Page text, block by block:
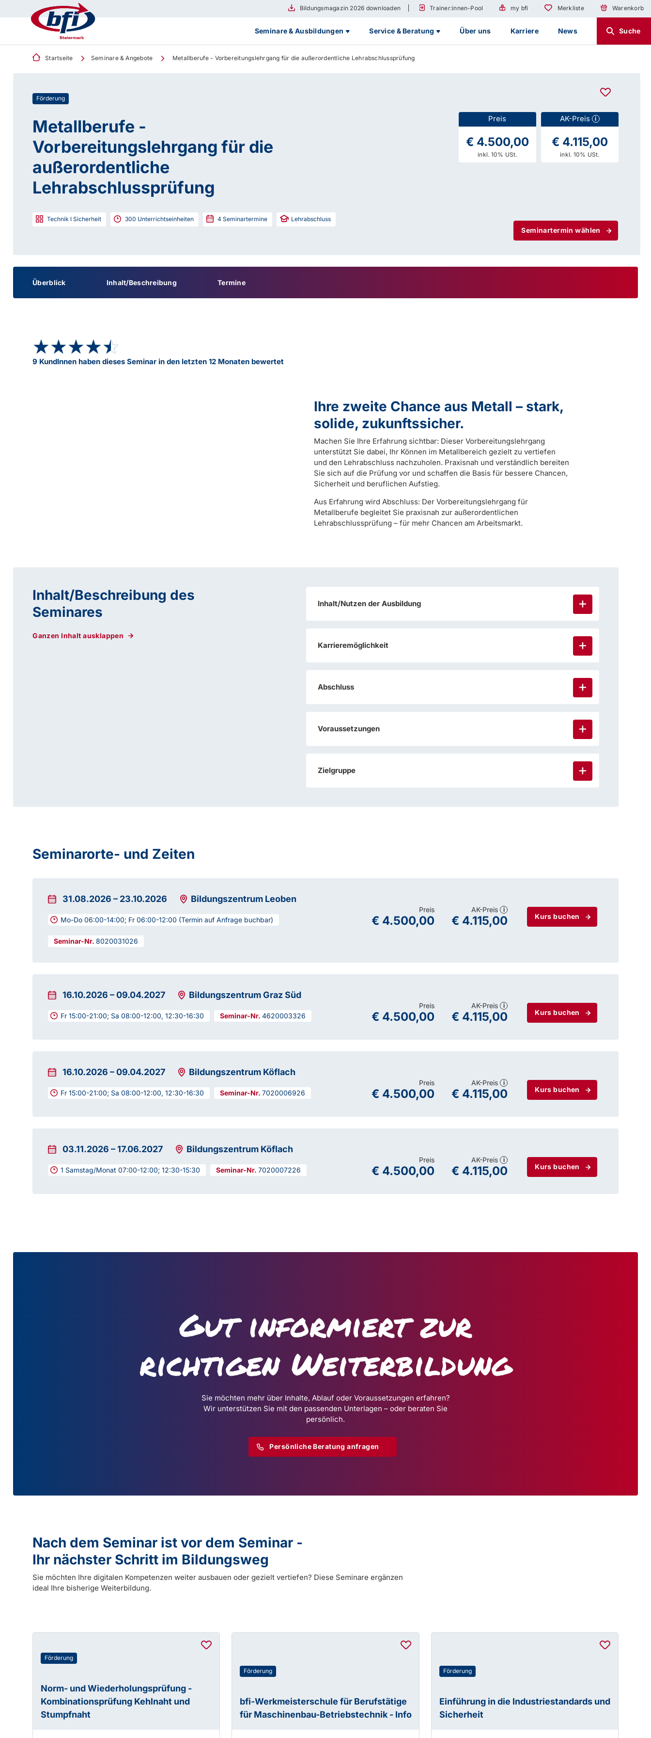
Bildungsmagazin 2026 downloaden Trainer:innen-Pool my bfi Merkliste Warenkorb
Seminare & Ausbildungen Service & Beratung Über uns Karriere News Suche
Startseite Seminare & Angebote Metallberufe - Vorbereitungslehrgang für die außerordentliche Lehrabschlussprüfung
Förderung
Metallberufe -
Vorbereitungslehrgang für die
außerordentliche
Lehrabschlussprüfung
Technik I Sicherheit 300 Unterrichtseinheiten 4 Seminartermine Lehrabschluss
AK-Preis i
€ 4.115,00
inkl. 10% USt.
Preis
€ 4.500,00
inkl. 10% USt.
Seminartermin wählen
Überblick Inhalt/Beschreibung Termine
★★★★★
★★★★★
9 KundInnen haben dieses Seminar in den letzten 12 Monaten bewertet
Ihre zweite Chance aus Metall – stark,
solide, zukunftssicher.
Machen Sie Ihre Erfahrung sichtbar: Dieser Vorbereitungslehrgang
unterstützt Sie dabei, Ihr Können im Metallbereich gezielt zu vertiefen
und den Lehrabschluss nachzuholen. Praxisnah und verständlich bereiten
Sie sich auf die Prüfung vor und schaffen die Basis für bessere Chancen,
Sicherheit und beruflichen Aufstieg.
Aus Erfahrung wird Abschluss: Der Vorbereitungslehrgang für
Metallberufe begleitet Sie praxisnah zur außerordentlichen
Lehrabschlussprüfung – für mehr Chancen am Arbeitsmarkt.
Inhalt/Beschreibung des
Seminares
Ganzen Inhalt ausklappen
Inhalt/Nutzen der Ausbildung
Karrieremöglichkeit
Abschluss
Voraussetzungen
Zielgruppe
Seminarorte- und Zeiten
31.08.2026 – 23.10.2026 Bildungszentrum Leoben
Mo-Do 06:00-14:00; Fr 06:00-12:00 (Termin auf Anfrage buchbar)
8020031026
Kurs buchen
AK-Preis i
€ 4.115,00
Preis
€ 4.500,00
16.10.2026 –09.04.2027 Bildungszentrum Graz Süd
Fr 15:00-21:00; Sa 08:00-12:00, 12:30-16:30 4620003326 Kurs buchen
AK-Preis i
€ 4.115,00
Preis
€ 4.500,00
16.10.2026 –09.04.2027 Bildungszentrum Köflach
Fr 15:00-21:00; Sa 08:00-12:00, 12:30-16:30 7020006926 Kurs buchen
AK-Preis i
€ 4.115,00
Preis
€ 4.500,00
03.11.2026 –17.06.2027 Bildungszentrum Köflach
1 Samstag/Monat 07:00-12:00; 12:30-15:30 7020007226 Kurs buchen
AK-Preis i
€ 4.115,00
Preis
€ 4.500,00
Gut informiert zur
richtigen Weiterbildung
Sie möchten mehr über Inhalte, Ablauf oder Voraussetzungen erfahren?
Wir unterstützen Sie mit den passenden Unterlagen – oder beraten Sie
persönlich.
Persönliche Beratung anfragen
Nach dem Seminar ist vor dem Seminar -
Ihr nächster Schritt im Bildungsweg
Sie möchten Ihre digitalen Kompetenzen weiter ausbauen oder gezielt vertiefen? Diese Seminare ergänzen
ideal Ihre bisherige Weiterbildung.
Förderung
Norm- und Wiederholungsprüfung -
Kombinationsprüfung Kehlnaht und
Stumpfnaht
Förderung
bfi-Werkmeisterschule für Berufstätige
für Maschinenbau-Betriebstechnik - Info
Förderung
Einführung in die Industriestandards und
Sicherheit